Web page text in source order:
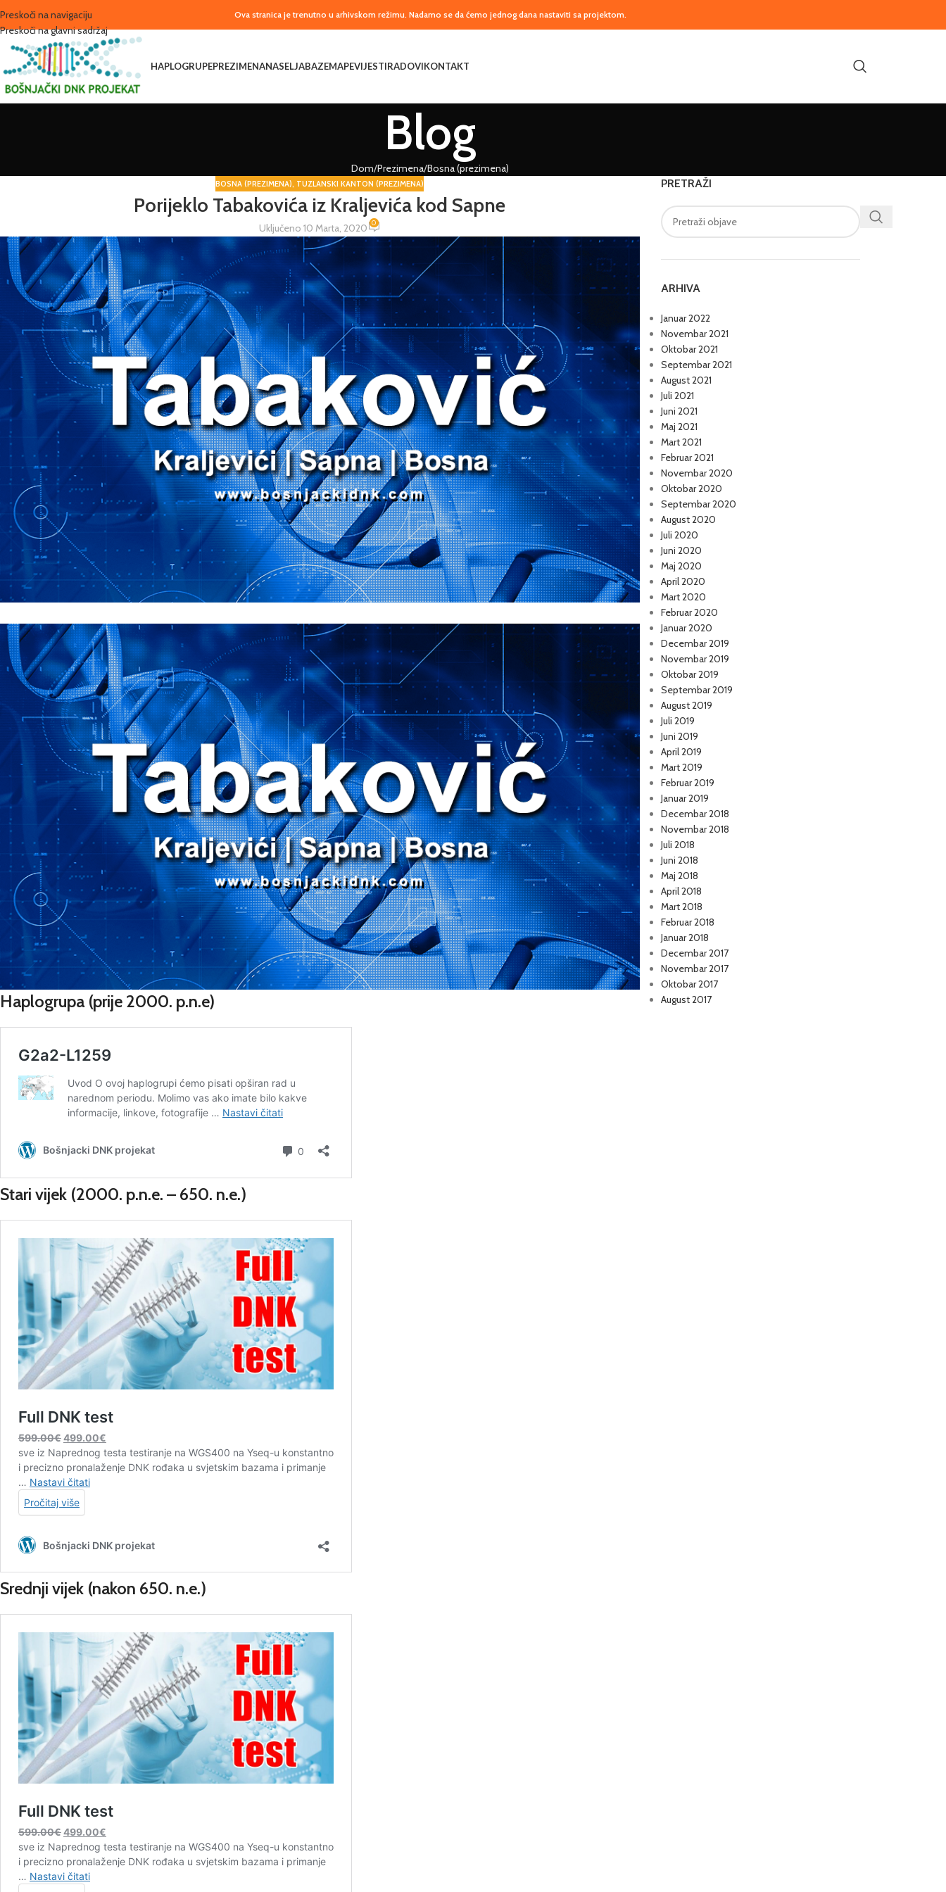
Preskoči na navigaciju
Preskoči na glavni sadržaj
Ova stranica je trenutno u arhivskom režimu. Nadamo se da ćemo jednog dana nastaviti sa projektom.
HAPLOGRUPEPREZIMENANASELJABAZEMAPEVIJESTIRADOVIKONTAKT
Blog
Dom Prezimena Bosna (prezimena)
BOSNA (PREZIMENA), TUZLANSKI KANTON (PREZIMENA)
Porijeklo Tabakovića iz Kraljevića kod Sapne
Uključeno 10 Marta, 2020 0
Haplogrupa (prije 2000. p.n.e)
Stari vijek (2000. p.n.e. – 650. n.e.)
Srednji vijek (nakon 650. n.e.)
PRETRAŽI
ARHIVA
Januar 2022
Novembar 2021
Oktobar 2021
Septembar 2021
August 2021
Juli 2021
Juni 2021
Maj 2021
Mart 2021
Februar 2021
Novembar 2020
Oktobar 2020
Septembar 2020
August 2020
Juli 2020
Juni 2020
Maj 2020
April 2020
Mart 2020
Februar 2020
Januar 2020
Decembar 2019
Novembar 2019
Oktobar 2019
Septembar 2019
August 2019
Juli 2019
Juni 2019
April 2019
Mart 2019
Februar 2019
Januar 2019
Decembar 2018
Novembar 2018
Juli 2018
Juni 2018
Maj 2018
April 2018
Mart 2018
Februar 2018
Januar 2018
Decembar 2017
Novembar 2017
Oktobar 2017
August 2017